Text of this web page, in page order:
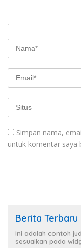
Simpan nama,
untuk komentar saya
Berita Terbaru
Ini adalah contoh
sesuaikan pada